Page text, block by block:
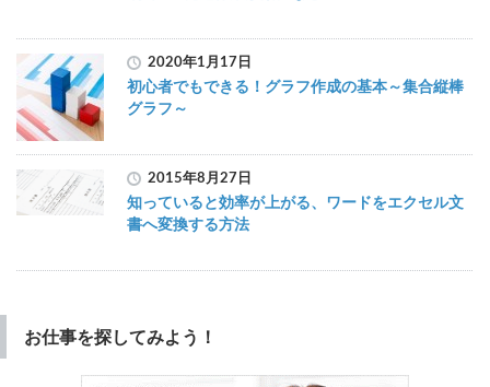
2020年1月17日
初心者でもできる！グラフ作成の基本～集合縦棒
グラフ～
2015年8月27日
知っていると効率が上がる、ワードをエクセル文
書へ変換する方法
お仕事を探してみよう！